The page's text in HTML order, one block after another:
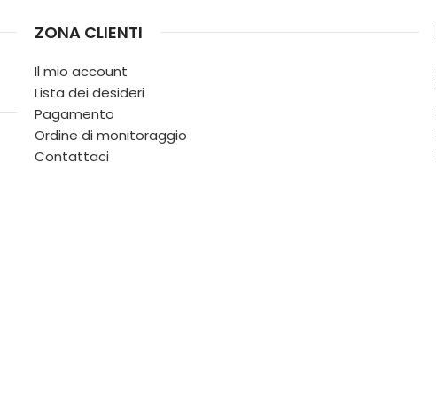
ZONA CLIENTI
Il mio account
Lista dei desideri
Pagamento
Ordine di monitoraggio
Contattaci